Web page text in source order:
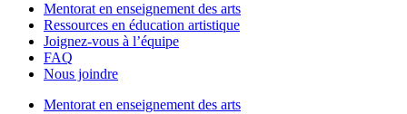
Mentorat en enseignement des arts
Ressources en éducation artistique
Joignez-vous à l’équipe
FAQ
Nous joindre
Mentorat en enseignement des arts